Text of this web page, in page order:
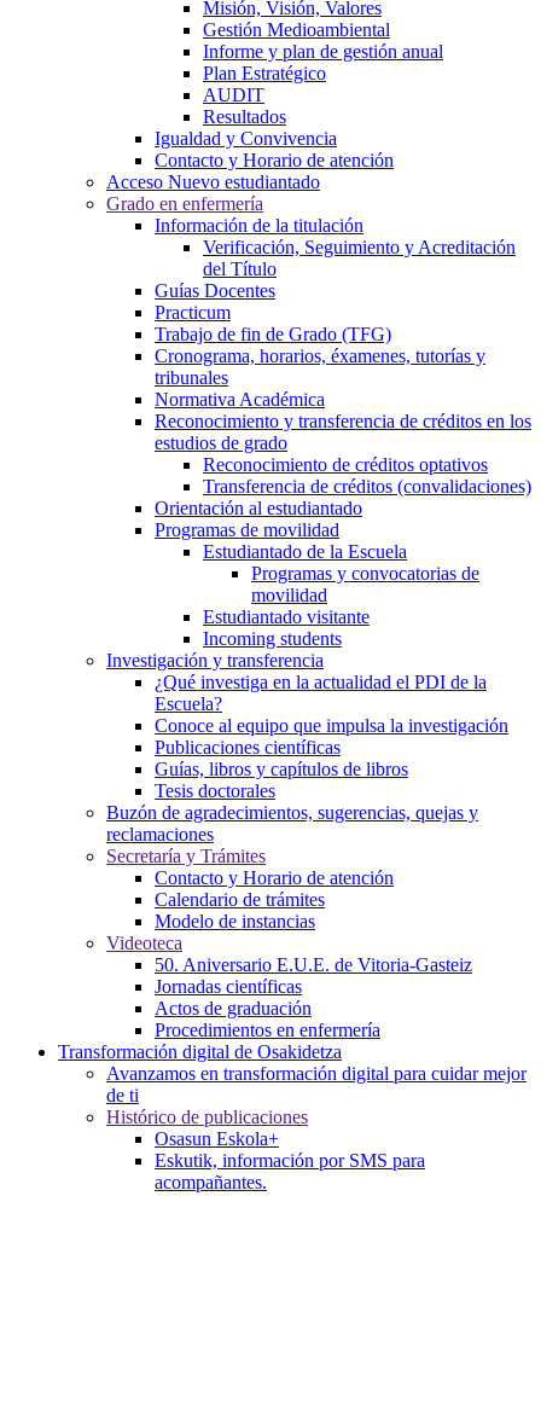
Misión, Visión, Valores
Gestión Medioambiental
Informe y plan de gestión anual
Plan Estratégico
AUDIT
Resultados
Igualdad y Convivencia
Contacto y Horario de atención
Acceso Nuevo estudiantado
Grado en enfermería
Información de la titulación
Verificación, Seguimiento y Acreditación
del Título
Guías Docentes
Practicum
Trabajo de fin de Grado (TFG)
Cronograma, horarios, éxamenes, tutorías y
tribunales
Normativa Académica
Reconocimiento y transferencia de créditos en los
estudios de grado
Reconocimiento de créditos optativos
Transferencia de créditos (convalidaciones)
Orientación al estudiantado
Programas de movilidad
Estudiantado de la Escuela
Programas y convocatorias de
movilidad
Estudiantado visitante
Incoming students
Investigación y transferencia
¿Qué investiga en la actualidad el PDI de la
Escuela?
Conoce al equipo que impulsa la investigación
Publicaciones científicas
Guías, libros y capítulos de libros
Tesis doctorales
Buzón de agradecimientos, sugerencias, quejas y
reclamaciones
Secretaría y Trámites
Contacto y Horario de atención
Calendario de trámites
Modelo de instancias
Videoteca
50. Aniversario E.U.E. de Vitoria-Gasteiz
Jornadas científicas
Actos de graduación
Procedimientos en enfermería
Transformación digital de Osakidetza
Avanzamos en transformación digital para cuidar mejor
de ti
Histórico de publicaciones
Osasun Eskola+
Eskutik, información por SMS para
acompañantes.